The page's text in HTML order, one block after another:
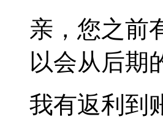
亲，您之前
以会从后期
我有返利到